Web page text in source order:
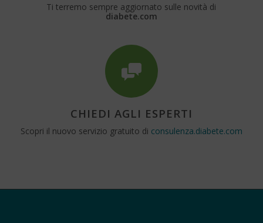
Ti terremo sempre aggiornato sulle novità di
diabete.com
CHIEDI AGLI ESPERTI
Scopri il nuovo servizio gratuito di consulenza.diabete.com